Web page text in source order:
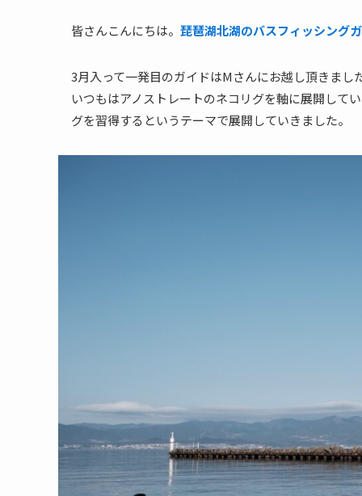
皆さんこんにちは。 琵琶湖北湖のバスフィッシング
3月入って一発目のガイドはMさんにお越し頂きまし
いつもはアノストレートのネコリグを軸に展開して
グを習得するというテーマで展開していきました。